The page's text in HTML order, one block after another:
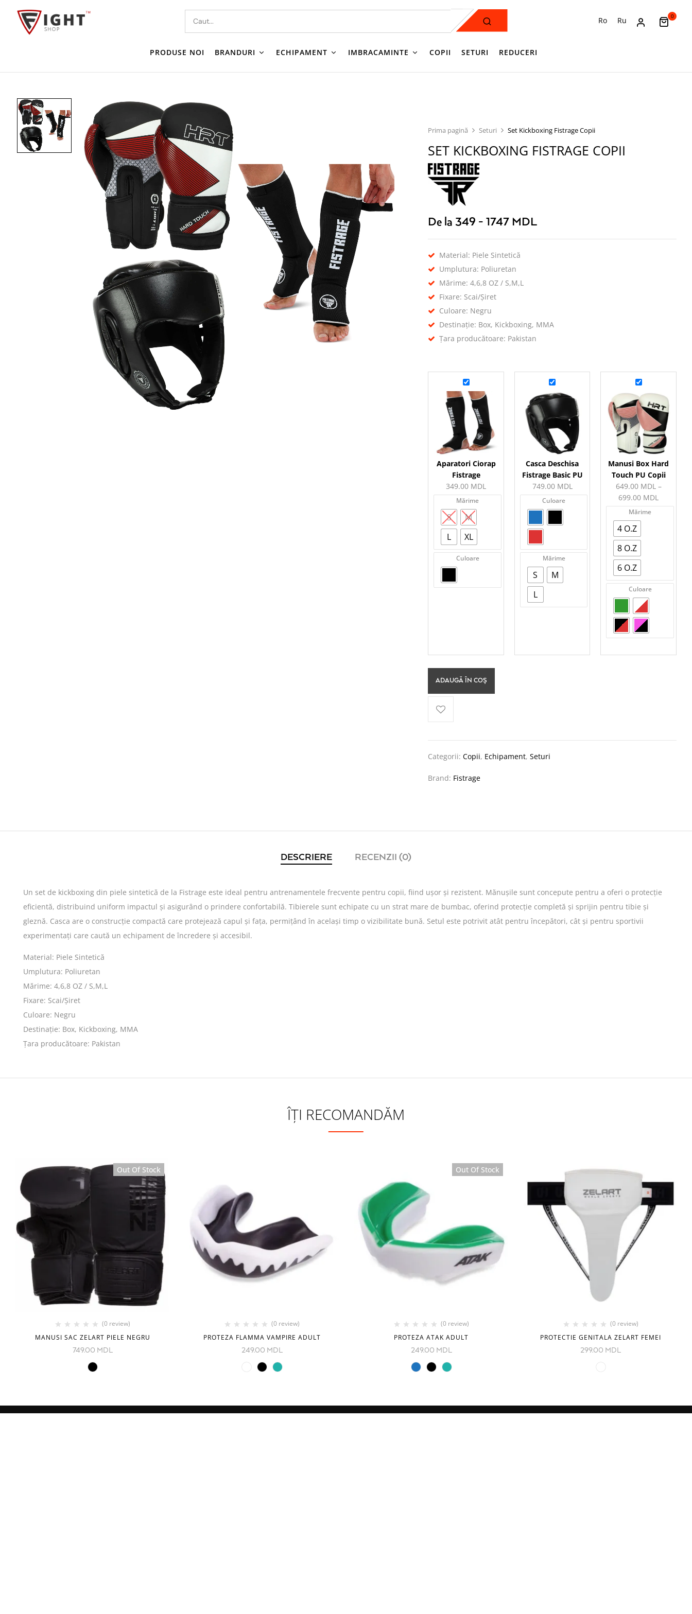
Ro Ru 0
PRODUSE NOI BRANDURI ECHIPAMENT IMBRACAMINTE COPII SETURI REDUCERI
Prima pagină Seturi Set Kickboxing Fistrage Copii
SET KICKBOXING FISTRAGE COPII
De la 349 - 1747 MDL
Material: Piele Sintetică
Umplutura: Poliuretan
Mărime: 4,6,8 OZ / S,M,L
Fixare: Scai/Șiret
Culoare: Negru
Destinație: Box, Kickboxing, MMA
Țara producătoare: Pakistan
Aparatori Ciorap
Fistrage
349.00 MDL
Mărime
S
M
L
XL
Culoare
Casca Deschisa
Fistrage Basic PU
749.00 MDL
Culoare
Mărime
S
M
L
Manusi Box Hard
Touch PU Copii
649.00 MDL –
699.00 MDL
Mărime
4 O.Z
8 O.Z
6 O.Z
Culoare
ADAUGĂ ÎN COȘ
Categorii:Copii, Echipament,Seturi
Brand: Fistrage
DESCRIERE RECENZII (0)
Un set de kickboxing din piele sintetică de la Fistrage este ideal pentru antrenamentele frecvente pentru copii, fiind ușor și rezistent. Mănușile sunt concepute pentru a oferi o protecție
eficientă, distribuind uniform impactul și asigurând o prindere confortabilă. Tibierele sunt echipate cu un strat mare de bumbac, oferind protecție completă și sprijin pentru tibie și
gleznă. Casca are o construcție compactă care protejează capul și fața, permițând în același timp o vizibilitate bună. Setul este potrivit atât pentru începători, cât și pentru sportivii
experimentați care caută un echipament de încredere și accesibil.
Material: Piele Sintetică
Umplutura: Poliuretan
Mărime: 4,6,8 OZ / S,M,L
Fixare: Scai/Șiret
Culoare: Negru
Destinație: Box, Kickboxing, MMA
Țara producătoare: Pakistan
ÎȚI RECOMANDĂM
Out Of Stock
(0 review)
MANUSI SAC ZELART PIELE NEGRU
749.00 MDL
(0 review)
PROTEZA FLAMMA VAMPIRE ADULT
249.00 MDL
Out Of Stock
(0 review)
PROTEZA ATAK ADULT
249.00 MDL
(0 review)
PROTECTIE GENITALA ZELART FEMEI
299.00 MDL